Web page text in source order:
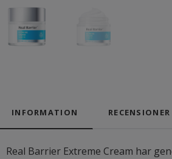
INFORMATION RECENSIONER
Real Barrier Extreme Cream har